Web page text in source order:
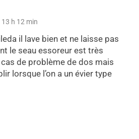
h 12 min
il lave bien et ne laisse pas
le seau essoreur est très
de problème de dos mais
lorsque l’on a un évier type